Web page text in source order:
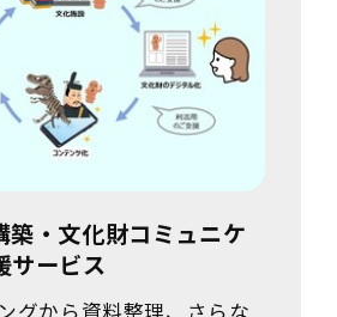
築・文化財コミュニケ
サービス
グから資料整理、さらな